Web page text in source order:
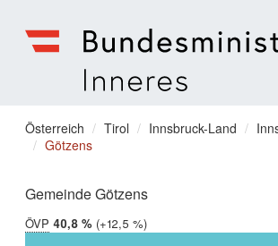
für
Inneres
Sie
befinden
hier:
Österreich Tirol Innsbruck-Land
Götzens
Gemeinde Götzens
ÖVP 2019:
40,8 %
2014:
28,3 %
Differenz:
+12,5 %